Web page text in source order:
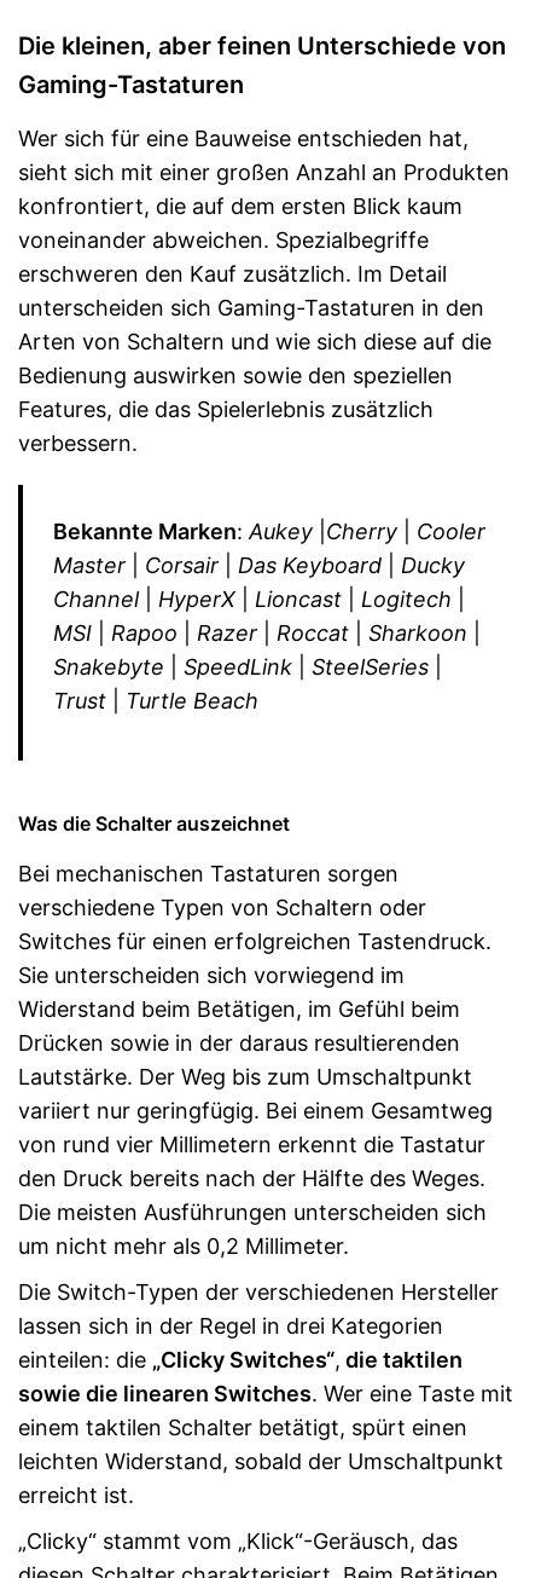
Die kleinen, aber feinen Unterschiede von
Gaming-Tastaturen
Wer sich für eine Bauweise entschieden hat,
sieht sich mit einer großen Anzahl an Produkten
konfrontiert, die auf dem ersten Blick kaum
voneinander abweichen. Spezialbegriffe
erschweren den Kauf zusätzlich. Im Detail
unterscheiden sich Gaming-Tastaturen in den
Arten von Schaltern und wie sich diese auf die
Bedienung auswirken sowie den speziellen
Features, die das Spielerlebnis zusätzlich
verbessern.
Bekannte Marken:Aukey Cherry
Cooler
Master
Corsair Das Keyboard
Ducky
Channel
HyperX Lioncast Logitech
MSI
Rapoo Razer Roccat Sharkoon
Snakebyte
SpeedLink SteelSeries
Trust
Turtle Beach
Was die Schalter auszeichnet
Bei mechanischen Tastaturen sorgen
verschiedene Typen von Schaltern oder
Switches für einen erfolgreichen Tastendruck.
Sie unterscheiden sich vorwiegend im
Widerstand beim Betätigen, im Gefühl beim
Drücken sowie in der daraus resultierenden
Lautstärke. Der Weg bis zum Umschaltpunkt
variiert nur geringfügig. Bei einem Gesamtweg
von rund vier Millimetern erkennt die Tastatur
den Druck bereits nach der Hälfte des Weges.
Die meisten Ausführungen unterscheiden sich
um nicht mehr als 0,2 Millimeter.
Die Switch-Typen der verschiedenen Hersteller
lassen sich in der Regel in drei Kategorien
einteilen: die „Clicky Switches“, die taktilen
sowie die linearen Switches. Wer eine Taste mit
einem taktilen Schalter betätigt, spürt einen
leichten Widerstand, sobald der Umschaltpunkt
erreicht ist.
„Clicky“ stammt vom „Klick“-Geräusch, das